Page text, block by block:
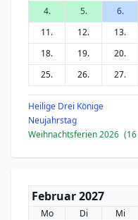
4.
5. 6.
11.
12. 13.
18.
19. 20.
25.
26. 27.
Heilige Drei Könige
Neujahrstag
Weihnachtsferien 2026 (16
Februar 2027
Mo Di Mi